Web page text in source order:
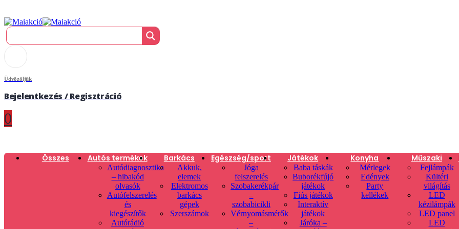
Üdvözöljük
Bejelentkezés / Regisztráció
0
Összes Autós termékek
Autódiagnosztika
– hibakód
olvasók
Autófelszerelés
és
kiegészítők
Autórádió
Barkács
Akkuk,
elemek
Elektromos
barkács
gépek
Szerszámok
Egészség/sport
Jóga
felszerelés
Szobakerékpár
–
szobabicikli
Vérnyomásmérők
–
Játékok
Baba táskák
Buborékfújó
játékok
Fiús játékok
Interaktív
játékok
Járóka –
Konyha
Mérlegek
Edények
Party
kellékek
Műszaki
Fejlámpák
Kültéri
világítás
LED
kézilámpák
LED panel
LED